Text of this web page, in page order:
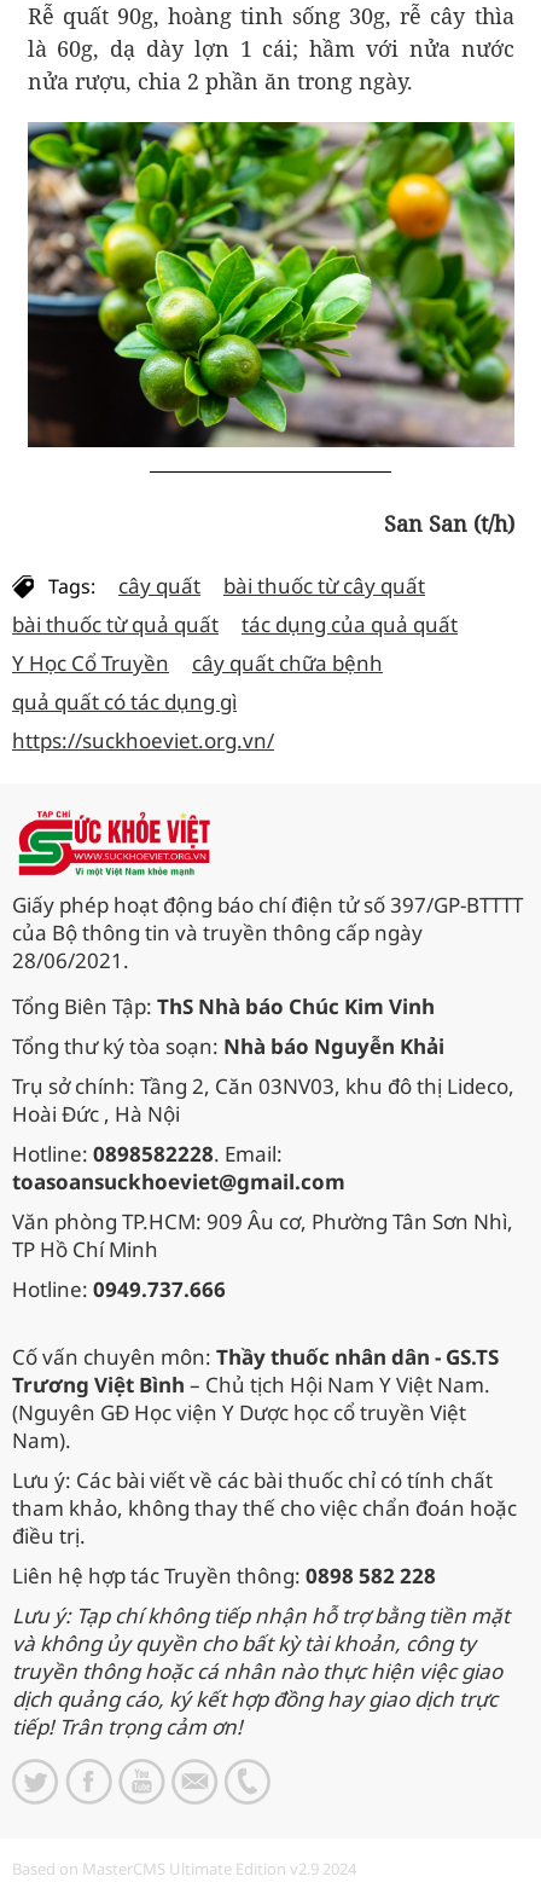
Rễ quất 90g, hoàng tinh sống 30g, rễ cây thìa
là 60g, dạ dày lợn 1 cái; hầm với nửa nước
nửa rượu, chia 2 phần ăn trong ngày.
San San (t/h)
Tags: cây quất
bài thuốc từ cây quất
bài thuốc từ quả quất
tác dụng của quả quất
Y Học Cổ Truyền
cây quất chữa bệnh
quả quất có tác dụng gì
https://suckhoeviet.org.vn/
Giấy phép hoạt động báo chí điện tử số 397/GP-BTTTT
của Bộ thông tin và truyền thông cấp ngày
28/06/2021.
Tổng Biên Tập: ThS Nhà báo Chúc Kim Vinh
Tổng thư ký tòa soạn: Nhà báo Nguyễn Khải
Trụ sở chính: Tầng 2, Căn 03NV03, khu đô thị Lideco,
Hoài Đức , Hà Nội
Hotline: 0898582228. Email:
toasoansuckhoeviet@gmail.com
Văn phòng TP.HCM: 909 Âu cơ, Phường Tân Sơn Nhì,
TP Hồ Chí Minh
Hotline: 0949.737.666
Cố vấn chuyên môn: Thầy thuốc nhân dân - GS.TS
Trương Việt Bình – Chủ tịch Hội Nam Y Việt Nam.
(Nguyên GĐ Học viện Y Dược học cổ truyền Việt
Nam).
Lưu ý: Các bài viết về các bài thuốc chỉ có tính chất
tham khảo, không thay thế cho việc chẩn đoán hoặc
điều trị.
Liên hệ hợp tác Truyền thông: 0898 582 228
Lưu ý: Tạp chí không tiếp nhận hỗ trợ bằng tiền mặt
và không ủy quyền cho bất kỳ tài khoản, công ty
truyền thông hoặc cá nhân nào thực hiện việc giao
dịch quảng cáo, ký kết hợp đồng hay giao dịch trực
tiếp! Trân trọng cảm ơn!
Based on MasterCMS Ultimate Edition v2.9 2024